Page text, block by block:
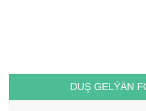
DUŞ GELÝÄN